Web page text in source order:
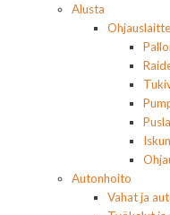
Alusta
Autonhoito
Vahat ja